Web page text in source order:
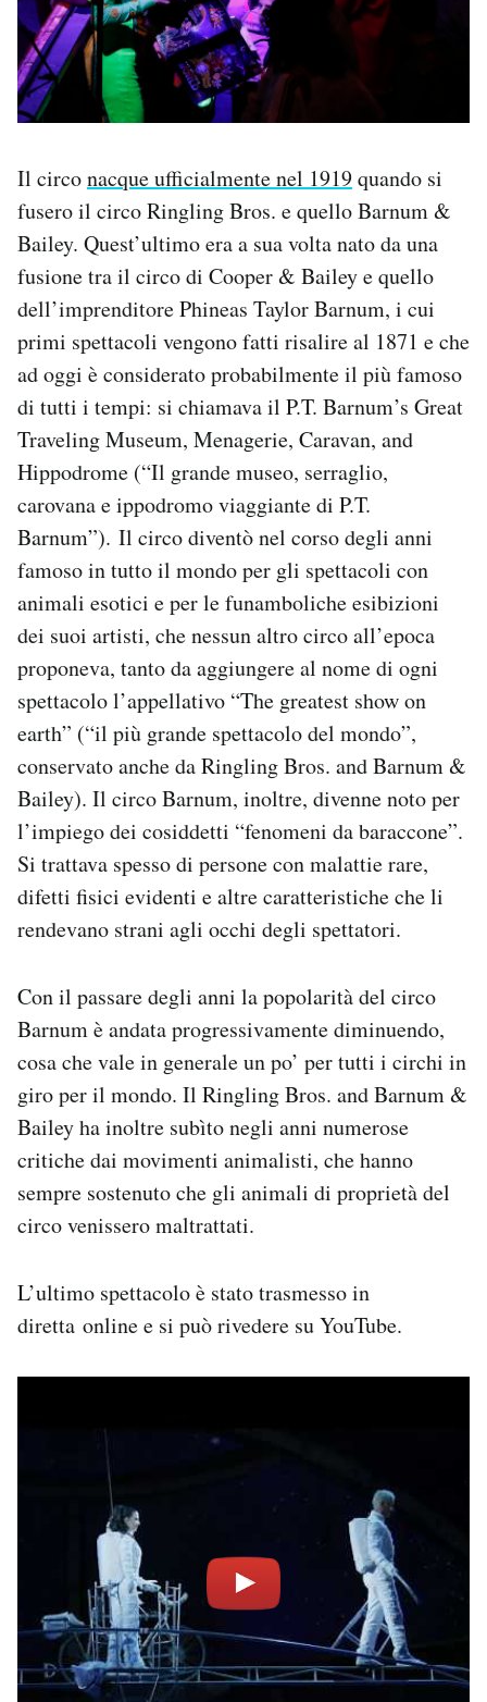
Il circonacque ufficialmente nel 1919quando si
fusero il circo Ringling Bros. e quello Barnum &
Bailey. Quest’ultimo era a sua volta nato da una
fusione tra il circo di Cooper & Bailey e quello
dell’imprenditore Phineas Taylor Barnum, i cui
primi spettacoli vengono fatti risalire al 1871 e che
ad oggi è considerato probabilmente il più famoso
di tutti i tempi: si chiamava il P.T. Barnum’s Great
Traveling Museum, Menagerie, Caravan, and
Hippodrome (“Il grande museo, serraglio,
carovana e ippodromo viaggiante di P.T.
Barnum”). Il circo diventò nel corso degli anni
famoso in tutto il mondo per gli spettacoli con
animali esotici e per le funamboliche esibizioni
dei suoi artisti, che nessun altro circo all’epoca
proponeva, tanto da aggiungere al nome di ogni
spettacolo l’appellativo “The greatest show on
earth” (“il più grande spettacolo del mondo”,
conservato anche da Ringling Bros. and Barnum &
Bailey). Il circo Barnum, inoltre, divenne noto per
l’impiego dei cosiddetti “fenomeni da baraccone”.
Si trattava spesso di persone con malattie rare,
difetti fisici evidenti e altre caratteristiche che li
rendevano strani agli occhi degli spettatori.
Con il passare degli anni la popolarità del circo
Barnum è andata progressivamente diminuendo,
cosa che vale in generale un po’ per tutti i circhi in
giro per il mondo. Il Ringling Bros. and Barnum &
Bailey ha inoltre subìto negli anni numerose
critiche dai movimenti animalisti, che hanno
sempre sostenuto che gli animali di proprietà del
circo venissero maltrattati.
L’ultimo spettacolo è stato trasmesso in
diretta online e si può rivedere su YouTube.